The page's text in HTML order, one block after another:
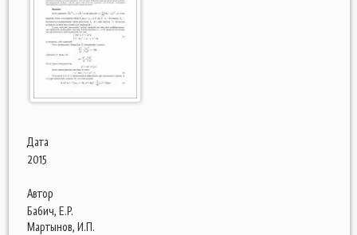
Дата
2015
Автор
Бабич, Е.Р.
Мартынов, И.П.